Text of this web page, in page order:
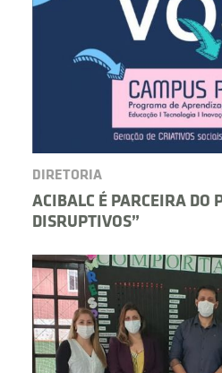
DIRETORIA
ACIBALC É PARCEIRA DO
DISRUPTIVOS”